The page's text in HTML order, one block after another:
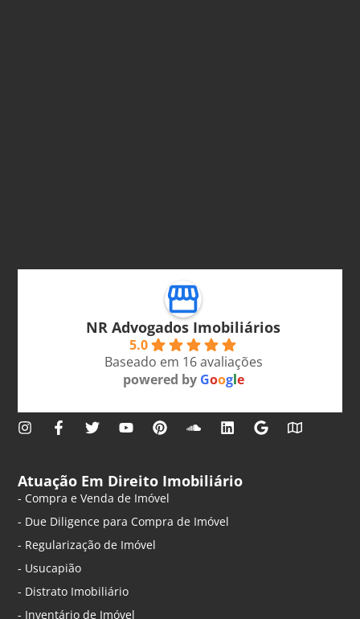
NR Advogados Imobiliários
5.0
Baseado em 16 avaliações
powered by Google
Atuação Em Direito Imobiliário
- Compra e Venda de Imóvel
- Due Diligence para Compra de Imóvel
- Regularização de Imóvel
- Usucapião
- Distrato Imobiliário
- Inventário de Imóvel